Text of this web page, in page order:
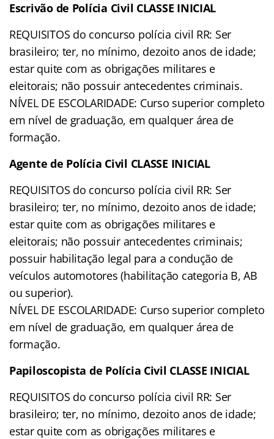
Escrivão de Polícia Civil CLASSE INICIAL
REQUISITOS do concurso polícia civil RR: Ser
brasileiro; ter, no mínimo, dezoito anos de idade;
estar quite com as obrigações militares e
eleitorais; não possuir antecedentes criminais.
NÍVEL DE ESCOLARIDADE: Curso superior completo
em nível de graduação, em qualquer área de
formação.
Agente de Polícia Civil CLASSE INICIAL
REQUISITOS do concurso polícia civil RR: Ser
brasileiro; ter, no mínimo, dezoito anos de idade;
estar quite com as obrigações militares e
eleitorais; não possuir antecedentes criminais;
possuir habilitação legal para a condução de
veículos automotores (habilitação categoria B, AB
ou superior).
NÍVEL DE ESCOLARIDADE: Curso superior completo
em nível de graduação, em qualquer área de
formação.
Papiloscopista de Polícia Civil CLASSE INICIAL
REQUISITOS do concurso polícia civil RR: Ser
brasileiro; ter, no mínimo, dezoito anos de idade;
estar quite com as obrigações militares e